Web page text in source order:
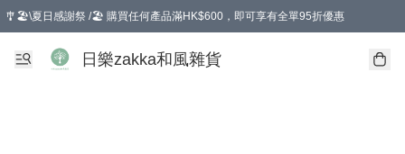
🎐🏖️\夏日感謝祭 /🏖️ 購買任何產品滿HK$600，即可享有全單95折優惠
選擇GoGoX住宅/工商地址配送，單一訂單消費購物滿HK$680(折扣後），可享有
日樂zakka和風雜貨